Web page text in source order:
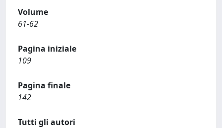
Volume
61-62
Pagina iniziale
109
Pagina finale
142
Tutti gli autori